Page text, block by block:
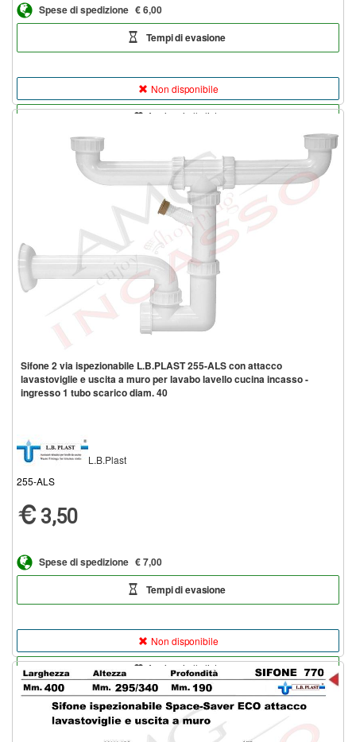
Spese di spedizione € 6,00
Tempi di evasione
Non disponibile
Aggiungi alla lista
Sifone 2 via ispezionabile L.B.PLAST 255-ALS con attacco
lavastoviglie e uscita a muro per lavabo lavello cucina incasso -
ingresso 1 tubo scarico diam. 40
L.B.Plast
255-ALS
3,50
Spese di spedizione € 7,00
Tempi di evasione
Non disponibile
Aggiungi alla lista